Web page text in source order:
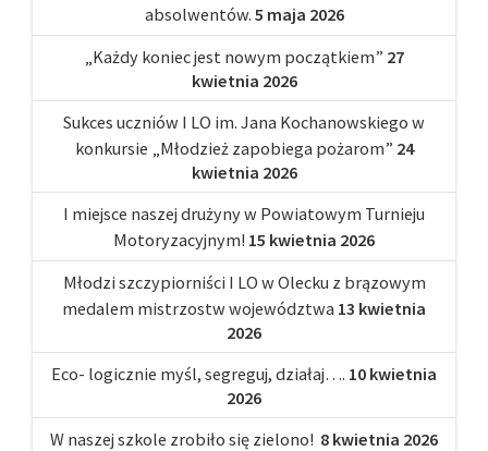
absolwentów. 5 maja 2026
„Każdy koniec jest nowym początkiem” 27
kwietnia 2026
Sukces uczniów I LO im. Jana Kochanowskiego w
konkursie „Młodzież zapobiega pożarom” 24
kwietnia 2026
I miejsce naszej drużyny w Powiatowym Turnieju
Motoryzacyjnym! 15 kwietnia 2026
Młodzi szczypiorniści I LO w Olecku z brązowym
medalem mistrzostw województwa 13 kwietnia
2026
Eco- logicznie myśl, segreguj, działaj…. 10 kwietnia
2026
W naszej szkole zrobiło się zielono! 8 kwietnia 2026